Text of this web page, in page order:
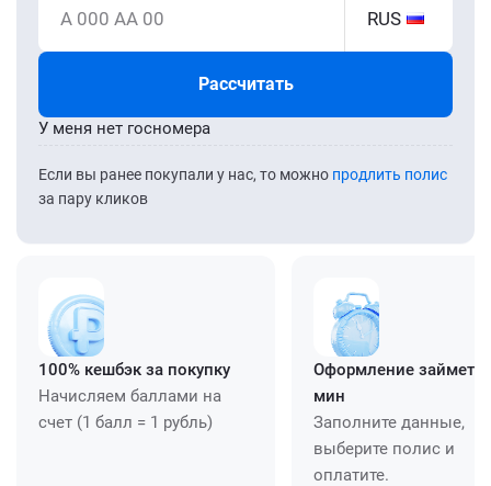
А 000 АА 00 RUS
Рассчитать
Если вы ранее покупали у нас, то можно продлить полис
за пару кликов
У меня нет госномера
100% кешбэк за покупку
Начисляем баллами на
счет (1 балл = 1 рубль)
Оформление займет
мин
Заполните данные,
выберите полис и
оплатите.